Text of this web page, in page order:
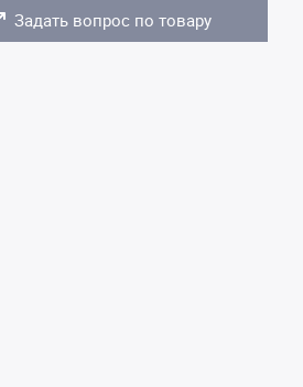
Задать вопрос по товару